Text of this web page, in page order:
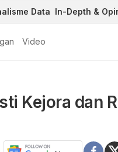
Data In-Depth &
Video
Kejora dan